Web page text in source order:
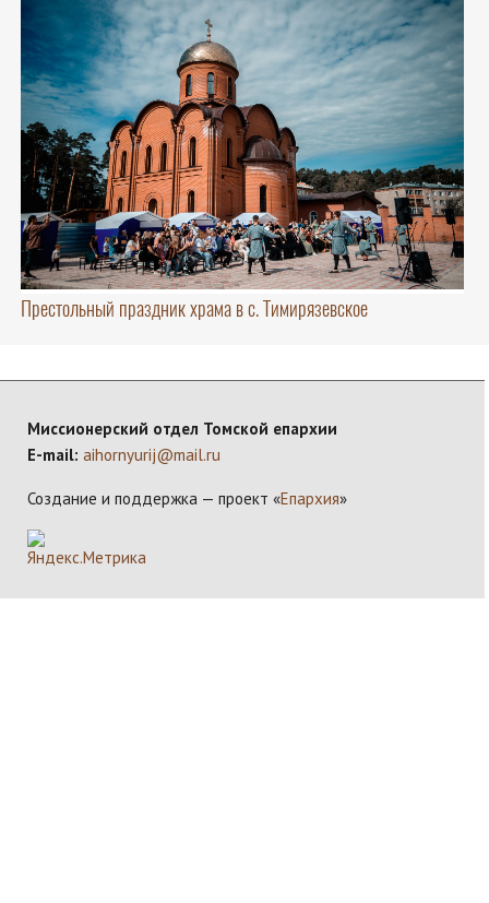
Престольный праздник храма в с. Тимирязевское
Миссионерский отдел Томской епархии
E-mail: aihornyurij@mail.ru
Создание и поддержка — проект «Епархия»